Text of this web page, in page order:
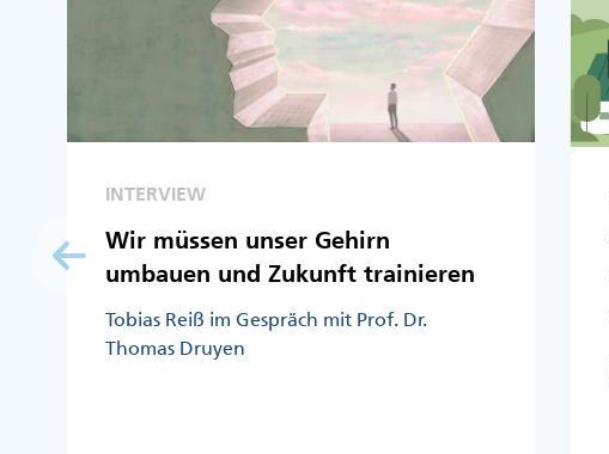
INTERVIEW
Wir müssen unser Gehirn
umbauen und Zukunft trainieren
Tobias Reiß im Gespräch mit Prof. Dr.
Thomas Druyen